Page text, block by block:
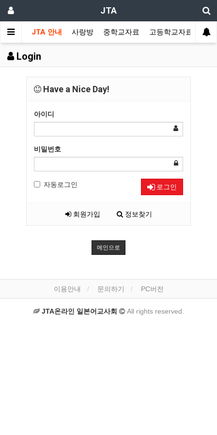
JTA
JTA 안내 사랑방 중학교자료 고등학교자료 멀
Login
Have a Nice Day!
아이디
비밀번호
자동로그인 로그인
회원가입 정보찾기
메인으로
이용안내 문의하기 PC버전
JTA온라인 일본어교사회 All rights reserved.